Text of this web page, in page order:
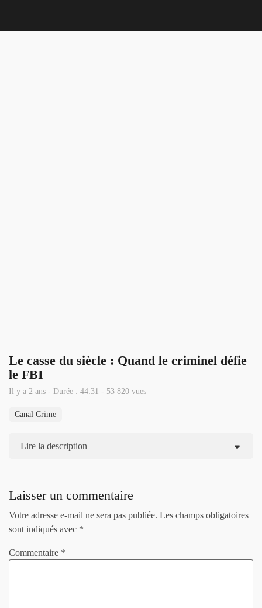
Le casse du siècle : Quand le criminel défie
le FBI
Il y a 2 ans - Durée : 44:31 - 53 820 vues
Canal Crime
Lire la description
Laisser un commentaire
Votre adresse e-mail ne sera pas publiée. Les champs obligatoires
sont indiqués avec *
Commentaire *